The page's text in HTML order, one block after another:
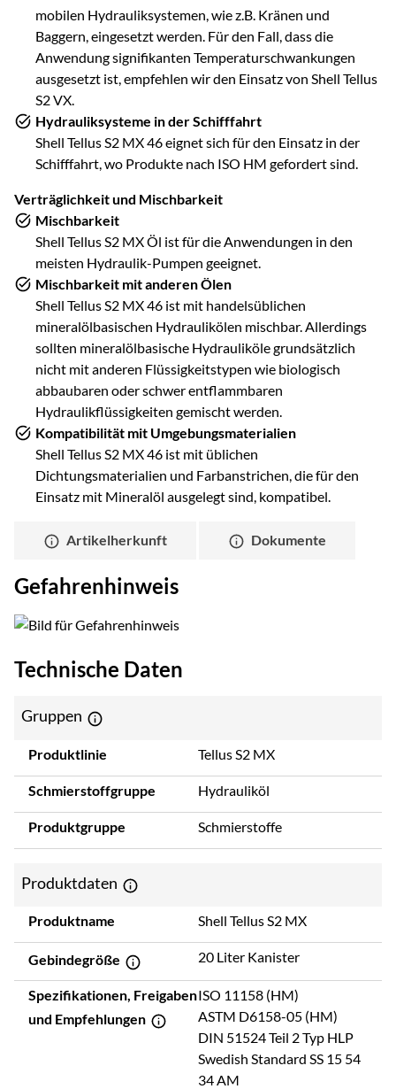
mobilen Hydrauliksystemen, wie z.B. Kränen und
Baggern, eingesetzt werden. Für den Fall, dass die
Anwendung signifikanten Temperaturschwankungen
ausgesetzt ist, empfehlen wir den Einsatz von Shell Tellus
S2 VX.
Hydrauliksysteme in der Schifffahrt
Shell Tellus S2 MX 46 eignet sich für den Einsatz in der
Schifffahrt, wo Produkte nach ISO HM gefordert sind.
Verträglichkeit und Mischbarkeit
Mischbarkeit
Shell Tellus S2 MX Öl ist für die Anwendungen in den
meisten Hydraulik-Pumpen geeignet.
Mischbarkeit mit anderen Ölen
Shell Tellus S2 MX 46 ist mit handelsüblichen
mineralölbasischen Hydraulikölen mischbar. Allerdings
sollten mineralölbasische Hydrauliköle grundsätzlich
nicht mit anderen Flüssigkeitstypen wie biologisch
abbaubaren oder schwer entflammbaren
Hydraulikflüssigkeiten gemischt werden.
Kompatibilität mit Umgebungsmaterialien
Shell Tellus S2 MX 46 ist mit üblichen
Dichtungsmaterialien und Farbanstrichen, die für den
Einsatz mit Mineralöl ausgelegt sind, kompatibel.
Artikelherkunft Dokumente
Gefahrenhinweis
Technische Daten
Gruppen
Produktlinie Tellus S2 MX
Schmierstoffgruppe Hydrauliköl
Produktgruppe Schmierstoffe
Produktdaten
Produktname Shell Tellus S2 MX
Gebindegröße 20 Liter Kanister
Spezifikationen, Freigaben
und Empfehlungen
ISO 11158 (HM)
ASTM D6158-05 (HM)
DIN 51524 Teil 2 Typ HLP
Swedish Standard SS 15 54
34 AM